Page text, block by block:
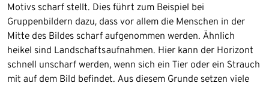
Motivs scharf stellt. Dies führt zum Beispiel bei
Gruppenbildern dazu, dass vor allem die Menschen in der
Mitte des Bildes scharf aufgenommen werden. Ähnlich
heikel sind Landschaftsaufnahmen. Hier kann der Horizont
schnell unscharf werden, wenn sich ein Tier oder ein Strauch
mit auf dem Bild befindet. Aus diesem Grunde setzen viele